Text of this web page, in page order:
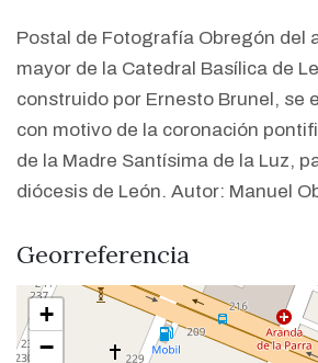
Postal de Fotografía Obregón del
mayor de la Catedral Basílica de
construido por Ernesto Brunel, se
con motivo de la coronación
de la Madre Santísima de la Luz,
diócesis de León. Autor: Manuel
Georreferencia
+
−